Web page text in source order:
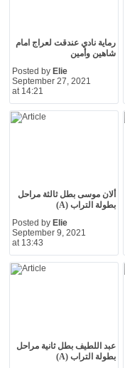
رماية نادي عندقت لعراج امام
شاهين وأمين
Posted by Elie
September 27, 2021
at 14:21
ألان موسى بطل ثالثة مراحل
بطولة التراب (A)
Posted by Elie
September 9, 2021
at 13:43
عبد اللطيف بطل ثانية مراحل
بطولة التراب (A)